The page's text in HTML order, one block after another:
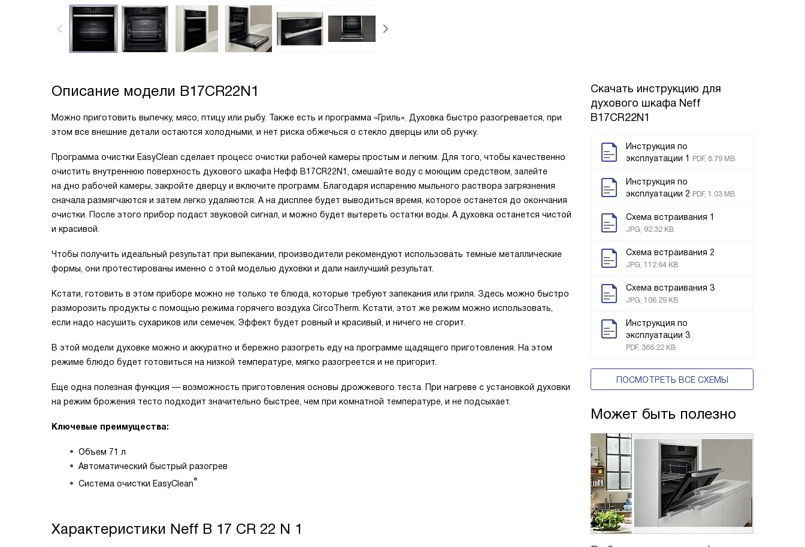
Скачать инструкцию для
духового шкафа Neff
B17CR22N1
Инструкция по
эксплуатации 1
PDF, 8.79 MB
Инструкция по
эксплуатации 2 PDF, 1.03 MB
Схема встраивания 1
JPG, 92.32 KB
Схема встраивания 2
JPG, 112.64 KB
Схема встраивания 3
JPG, 106.29 KB
Инструкция по
эксплуатации 3
PDF, 366.22 KB
ПОСМОТРЕТЬ ВСЕ СХЕМЫ
Может быть полезно
Описание модели B17CR22N1
Можно приготовить выпечку, мясо, птицу или рыбу. Также есть и программа «Гриль». Духовка быстро разогревается, при
этом все внешние детали остаются холодными, и нет риска обжечься о стекло дверцы или об ручку.
Программа очистки EasyClean сделает процесс очистки рабочей камеры простым и легким. Для того, чтобы качественно
очистить внутреннюю поверхность духового шкафа Нефф B17CR22N1, смешайте воду с моющим средством, залейте
на дно рабочей камеры, закройте дверцу и включите программ. Благодаря испарению мыльного раствора загрязнения
сначала размягчаются и затем легко удаляются. А на дисплее будет выводиться время, которое останется до окончания
очистки. После этого прибор подаст звуковой сигнал, и можно будет вытереть остатки воды. А духовка останется чистой
и красивой.
Чтобы получить идеальный результат при выпекании, производители рекомендуют использовать темные металлические
формы, они протестированы именно с этой моделью духовки и дали наилучший результат.
Кстати, готовить в этом приборе можно не только те блюда, которые требуют запекания или гриля. Здесь можно быстро
разморозить продукты с помощью режима горячего воздуха CircoTherm. Кстати, этот же режим можно использовать,
если надо насушить сухариков или семечек. Эффект будет ровный и красивый, и ничего не сгорит.
В этой модели духовке можно и аккуратно и бережно разогреть еду на программе щадящего приготовления. На этом
режиме блюдо будет готовиться на низкой температуре, мягко разогреется и не пригорит.
Еще одна полезная функция — возможность приготовления основы дрожжевого теста. При нагреве с установкой духовки
на режим брожения тесто подходит значительно быстрее, чем при комнатной температуре, и не подсыхает.
Ключевые преимущества:
Объем 71 л
Автоматический быстрый разогрев
Система очистки EasyClean®
Характеристики Neff B 17 CR 22 N 1